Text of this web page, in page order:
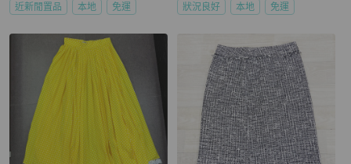
近新閒置品 本地 免運 狀況良好 本地 免運